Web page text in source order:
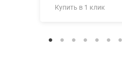
Купить в 1 клик